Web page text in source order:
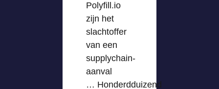
Polyfill.io
zijn het
slachtoffer
van een
supplychain-
aanval
… Honderdduizend